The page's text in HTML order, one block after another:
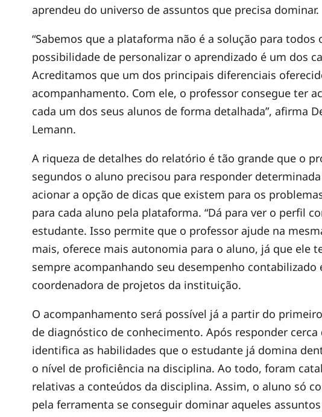
e
d
u
c
a
ç
ã
o
g
a
n
aprendeu do universo de assuntos que precisa dominar.
“Sabemos que a plataforma não é a solução para todos
possibilidade de personalizar o aprendizado é um dos
Acreditamos que um dos principais diferenciais
acompanhamento. Com ele, o professor consegue ter
cada um dos seus alunos de forma detalhada”, afirma
Lemann.
A riqueza de detalhes do relatório é tão grande que o
segundos o aluno precisou para responder
acionar a opção de dicas que existem para os
para cada aluno pela plataforma. “Dá para ver o perfil
estudante. Isso permite que o professor ajude na
mais, oferece mais autonomia para o aluno, já que ele
sempre acompanhando seu desempenho contabilizado
coordenadora de projetos da instituição.
O acompanhamento será possível já a partir do
de diagnóstico de conhecimento. Após responder
identifica as habilidades que o estudante já domina
o nível de proficiência na disciplina. Ao todo, foram
relativas a conteúdos da disciplina. Assim, o aluno só
pela ferramenta se conseguir dominar aqueles